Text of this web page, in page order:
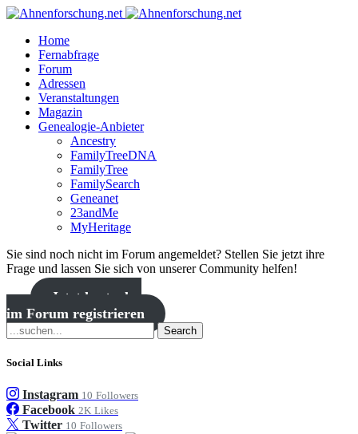
Home
Fernabfrage
Forum
Adressen
Veranstaltungen
Magazin
Genealogie-Anbieter
Ancestry
FamilyTreeDNA
FamilyTree
FamilySearch
Geneanet
23andMe
MyHeritage
Sie sind noch nicht im Forum angemeldet? Stellen Sie jetzt ihre
Frage und lassen Sie sich von unserer Community helfen!
Jetzt kostenlos
im Forum registrieren
Search
Social Links
Instagram 10 Followers
Facebook 2K Likes
Twitter 10 Followers